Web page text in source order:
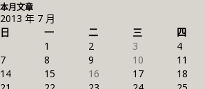
鍵
字:
本月文章
2013 年 7 月
日
一 二 三 四
1
2 3 4
7
8 9 10 11
14
15 16 17 18